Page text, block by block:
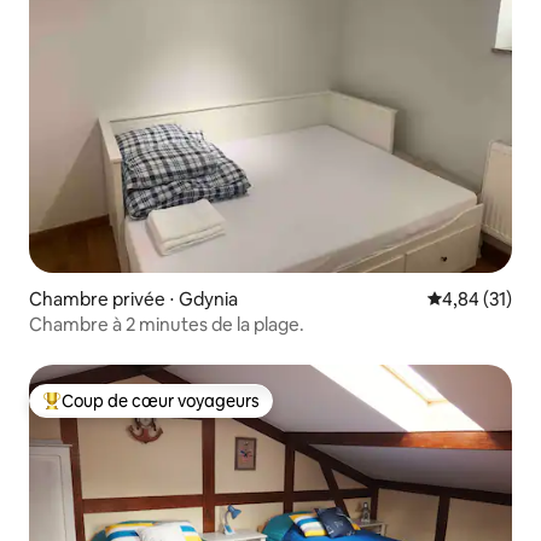
Chambre privée ⋅ Gdynia Évaluation
4,84 (31)
Chambre à 2 minutes de la plage.
Coups de cœur voyageurs les plus appréciés
Coup de cœur voyageurs